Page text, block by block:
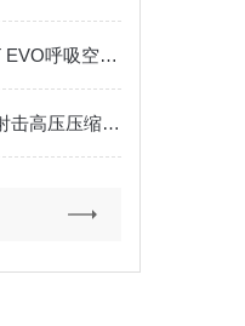
MCH13ET COMPACT EVO呼吸空气充填泵安装技巧
mch6空气呼吸压缩机射击高压压缩机是什么?